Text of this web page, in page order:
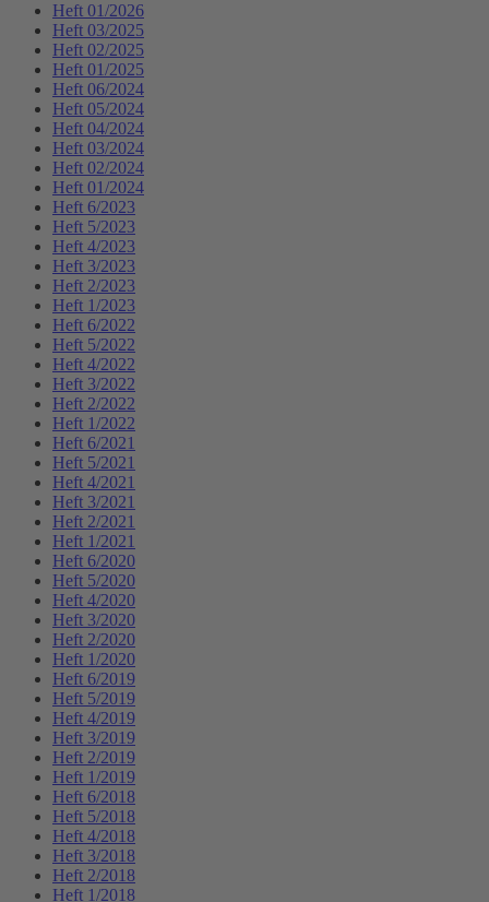
Heft 01/2026
Heft 03/2025
Heft 02/2025
Heft 01/2025
Heft 06/2024
Heft 05/2024
Heft 04/2024
Heft 03/2024
Heft 02/2024
Heft 01/2024
Heft 6/2023
Heft 5/2023
Heft 4/2023
Heft 3/2023
Heft 2/2023
Heft 1/2023
Heft 6/2022
Heft 5/2022
Heft 4/2022
Heft 3/2022
Heft 2/2022
Heft 1/2022
Heft 6/2021
Heft 5/2021
Heft 4/2021
Heft 3/2021
Heft 2/2021
Heft 1/2021
Heft 6/2020
Heft 5/2020
Heft 4/2020
Heft 3/2020
Heft 2/2020
Heft 1/2020
Heft 6/2019
Heft 5/2019
Heft 4/2019
Heft 3/2019
Heft 2/2019
Heft 1/2019
Heft 6/2018
Heft 5/2018
Heft 4/2018
Heft 3/2018
Heft 2/2018
Heft 1/2018